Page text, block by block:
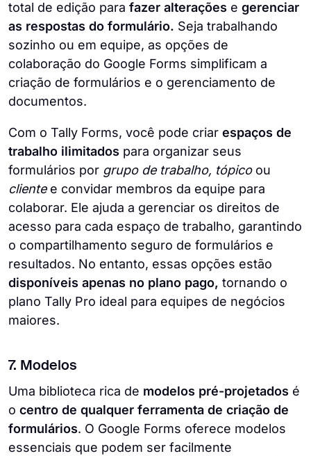
total de edição para fazer alterações e gerenciar
as respostas do formulário. Seja trabalhando
sozinho ou em equipe, as opções de
colaboração do Google Forms simplificam a
criação de formulários e o gerenciamento de
documentos.
Com o Tally Forms, você pode criar espaços de
trabalho ilimitados para organizar seus
formulários por grupo de trabalho, tópicoou
clientee convidar membros da equipe para
colaborar. Ele ajuda a gerenciar os direitos de
acesso para cada espaço de trabalho, garantindo
o compartilhamento seguro de formulários e
resultados. No entanto, essas opções estão
disponíveis apenas no plano pago, tornando o
plano Tally Pro ideal para equipes de negócios
maiores.
7. Modelos
Uma biblioteca rica de modelos pré-projetados é
o centro de qualquer ferramenta de criação de
formulários. O Google Forms oferece modelos
essenciais que podem ser facilmente